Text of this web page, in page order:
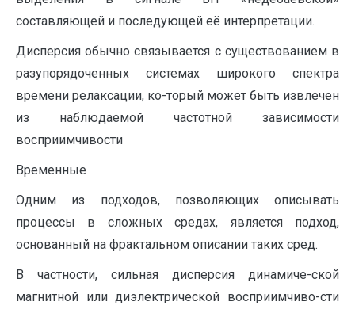
составляющей и последующей её интерпретации.
Дисперсия обычно связывается с существованием в
разупорядоченных системах широкого спектра
времени релаксации, ко-торый может быть извлечен
из наблюдаемой частотной зависимости
восприимчивости
Временные
Одним из подходов, позволяющих описывать
процессы в сложных средах, является подход,
основанный на фрактальном описании таких сред.
В частности, сильная дисперсия динамиче-ской
магнитной или диэлектрической восприимчиво-сти